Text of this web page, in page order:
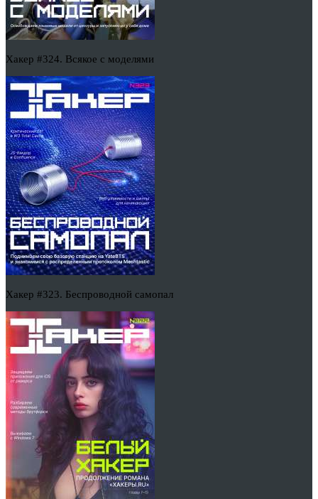
Хакер #324. Всякое с моделями
Хакер #323. Беспроводной самопал